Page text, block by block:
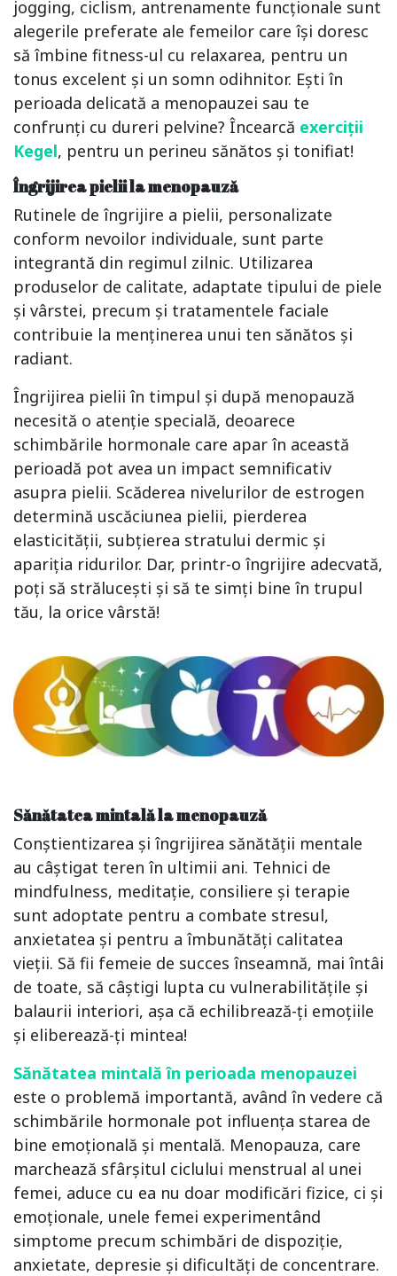
jogging, ciclism, antrenamente funcționale sunt
alegerile preferate ale femeilor care își doresc
să îmbine fitness-ul cu relaxarea, pentru un
tonus excelent și un somn odihnitor. Ești în
perioada delicată a menopauzei sau te
confrunți cu dureri pelvine? Încearcă exerciții
Kegel, pentru un perineu sănătos și tonifiat!
Îngrijirea pielii la menopauză
Rutinele de îngrijire a pielii, personalizate
conform nevoilor individuale, sunt parte
integrantă din regimul zilnic. Utilizarea
produselor de calitate, adaptate tipului de piele
și vârstei, precum și tratamentele faciale
contribuie la menținerea unui ten sănătos și
radiant.
Îngrijirea pielii în timpul și după menopauză
necesită o atenție specială, deoarece
schimbările hormonale care apar în această
perioadă pot avea un impact semnificativ
asupra pielii. Scăderea nivelurilor de estrogen
determină uscăciunea pielii, pierderea
elasticității, subțierea stratului dermic și
apariția ridurilor. Dar, printr-o îngrijire adecvată,
poți să strălucești și să te simți bine în trupul
tău, la orice vârstă!
Sănătatea mintală la menopauză
Conștientizarea și îngrijirea sănătății mentale
au câștigat teren în ultimii ani. Tehnici de
mindfulness, meditație, consiliere și terapie
sunt adoptate pentru a combate stresul,
anxietatea și pentru a îmbunătăți calitatea
vieții. Să fii femeie de succes înseamnă, mai întâi
de toate, să câștigi lupta cu vulnerabilitățile și
balaurii interiori, așa că echilibrează-ți emoțiile
și eliberează-ți mintea!
Sănătatea mintală în perioada menopauzei
este o problemă importantă, având în vedere că
schimbările hormonale pot influența starea de
bine emoțională și mentală. Menopauza, care
marchează sfârșitul ciclului menstrual al unei
femei, aduce cu ea nu doar modificări fizice, ci și
emoționale, unele femei experimentând
simptome precum schimbări de dispoziție,
anxietate, depresie și dificultăți de concentrare.